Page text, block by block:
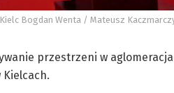
Bogdan Wenta / Mateusz
przestrzeni w